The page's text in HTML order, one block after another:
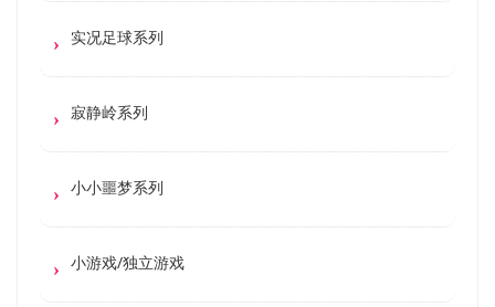
实况足球系列
寂静岭系列
小小噩梦系列
小游戏/独立游戏